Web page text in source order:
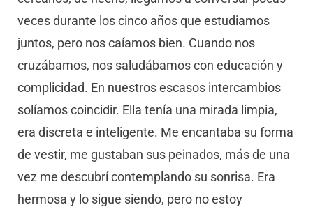
veces durante los cinco años que estudiamos
juntos, pero nos caíamos bien. Cuando nos
cruzábamos, nos saludábamos con educación y
complicidad. En nuestros escasos intercambios
solíamos coincidir. Ella tenía una mirada limpia,
era discreta e inteligente. Me encantaba su forma
de vestir, me gustaban sus peinados, más de una
vez me descubrí contemplando su sonrisa. Era
hermosa y lo sigue siendo, pero no estoy